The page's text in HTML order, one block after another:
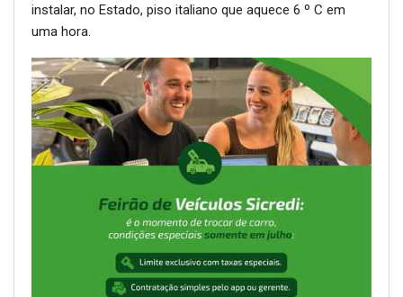
instalar, no Estado, piso italiano que aquece 6 º C em
uma hora.